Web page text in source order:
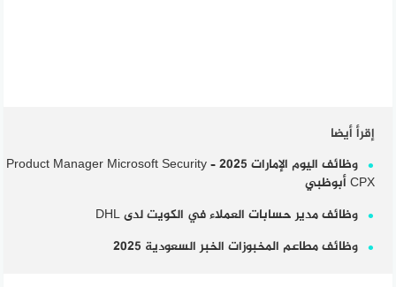
إقرأ أيضا
وظائف اليوم الإمارات 2025 – Product Manager Microsoft Security
CPX أبوظبي
وظائف مدير حسابات العملاء في الكويت لدى DHL
وظائف مطاعم المخبوزات الخبر السعودية 2025